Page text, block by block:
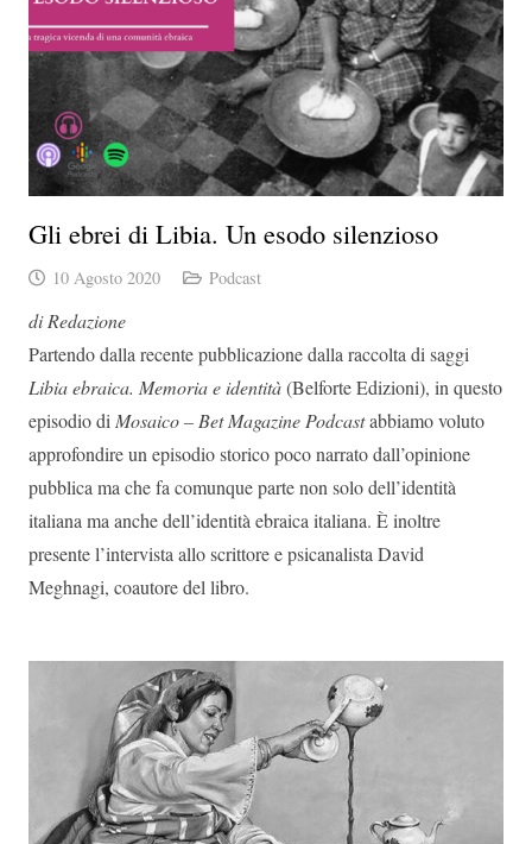
Gli ebrei di Libia. Un esodo silenzioso
10 Agosto 2020 Podcast
di Redazione
Partendo dalla recente pubblicazione dalla raccolta di saggi
Libia ebraica. Memoria e identità(Belforte Edizioni), in questo
episodio di Mosaico – Bet Magazine Podcastabbiamo voluto
approfondire un episodio storico poco narrato dall’opinione
pubblica ma che fa comunque parte non solo dell’identità
italiana ma anche dell’identità ebraica italiana. È inoltre
presente l’intervista allo scrittore e psicanalista David
Meghnagi, coautore del libro.